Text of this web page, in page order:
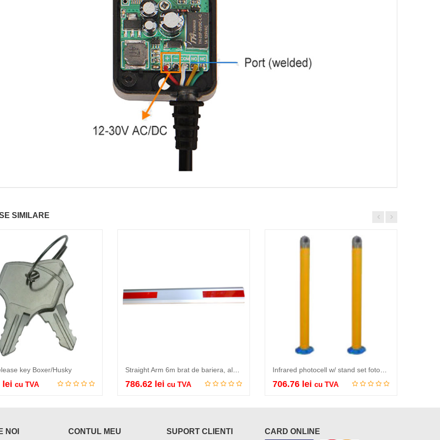
SIMILARE
key Boxer/Husky
lei cu TVA 786.62 lei cu TVA 706.76 lei cu TVA
NOI CONTUL MEU SUPORT CLIENTI CARD ONLINE